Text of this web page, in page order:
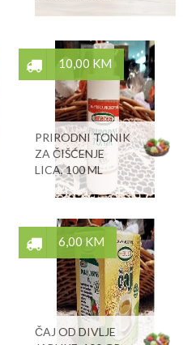
10,00 KM
PRIRODNI TONIK
ZA ČIŠĆENJE
LICA, 100 ML
6,00 KM
ČAJ OD DIVLJE